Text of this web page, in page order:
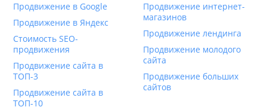
Продвижение в Google
Продвижение в Яндекс
Стоимость SEO-
продвижения
Продвижение сайта в
ТОП-3
Продвижение сайта в
ТОП-10
Продвижение интернет-
магазинов
Продвижение лендинга
Продвижение молодого
сайта
Продвижение больших
сайтов